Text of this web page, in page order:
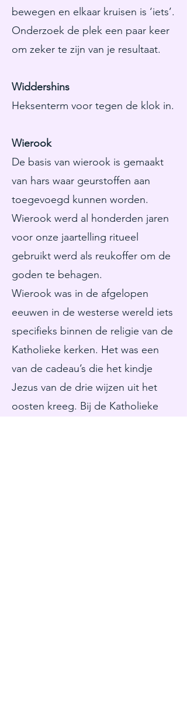
bewegen en elkaar kruisen is ‘iets’.
Onderzoek de plek een paar keer
om zeker te zijn van je resultaat.
Widdershins
Heksenterm voor tegen de klok in.
Wierook
De basis van wierook is gemaakt
van hars waar geurstoffen aan
toegevoegd kunnen worden.
Wierook werd al honderden jaren
voor onze jaartelling ritueel
gebruikt werd als reukoffer om de
goden te behagen.
Wierook was in de afgelopen
eeuwen in de westerse wereld iets
specifieks binnen de religie van de
Katholieke kerken. Het was een
van de cadeau’s die het kindje
Jezus van de drie wijzen uit het
oosten kreeg. Bij de Katholieke